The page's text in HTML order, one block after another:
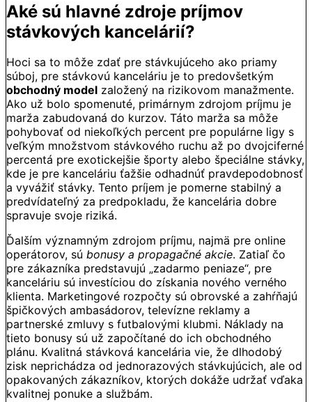
Aké sú hlavné zdroje príjmov
stávkových kancelárií?
Hoci sa to môže zdať pre stávkujúceho ako priamy
súboj, pre stávkovú kanceláriu je to predovšetkým
obchodný model založený na rizikovom manažmente.
Ako už bolo spomenuté, primárnym zdrojom príjmu je
marža zabudovaná do kurzov. Táto marža sa môže
pohybovať od niekoľkých percent pre populárne ligy s
veľkým množstvom stávkového ruchu až po dvojciferné
percentá pre exotickejšie športy alebo špeciálne stávky,
kde je pre kanceláriu ťažšie odhadnúť pravdepodobnosť
a vyvážiť stávky. Tento príjem je pomerne stabilný a
predvídateľný za predpokladu, že kancelária dobre
spravuje svoje riziká.
Ďalším významným zdrojom príjmu, najmä pre online
operátorov, sú bonusy a propagačné akcie. Zatiaľ čo
pre zákazníka predstavujú „zadarmo peniaze“, pre
kanceláriu sú investíciou do získania nového verného
klienta. Marketingové rozpočty sú obrovské a zahŕňajú
špičkových ambasádorov, televízne reklamy a
partnerské zmluvy s futbalovými klubmi. Náklady na
tieto bonusy sú už započítané do ich obchodného
plánu. Kvalitná stávková kancelária vie, že dlhodobý
zisk neprichádza od jednorazových stávkujúcich, ale od
opakovaných zákazníkov, ktorých dokáže udržať vďaka
kvalitnej ponuke a službám.